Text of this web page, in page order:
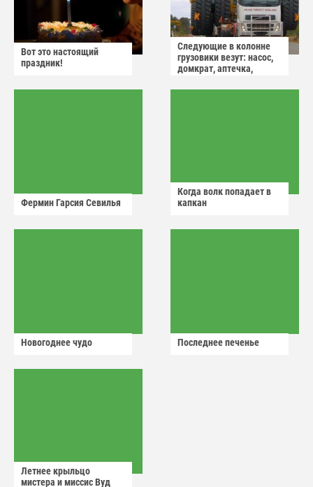
Вот это настоящий
праздник!
Следующие в колонне
грузовики везут: насос,
домкрат, аптечка,
Фермин Гарсия Севилья
Когда волк попадает в
капкан
Новогоднее чудо Последнее печенье
Летнее крыльцо
мистера и миссис Вуд